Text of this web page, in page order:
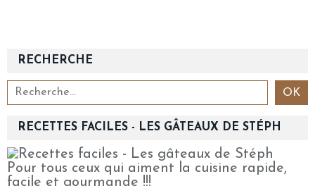
RECHERCHE
RECETTES FACILES - LES GÂTEAUX DE STÉPH
Pour tous ceux qui aiment la cuisine rapide,
facile et gourmande !!!